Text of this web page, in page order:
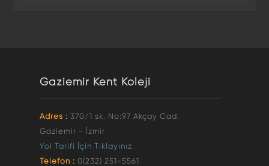
Gaziemir Kent Koleji
Adres : 370/1 sk. No:97 Akçay Cad.
Gaziemir - İzmir
Yol Tarifi İçin Tıklayınız.
Telefon : 0(232) 251-5561